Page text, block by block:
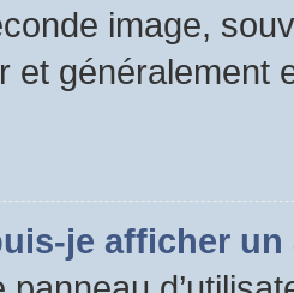
image,
et
je afficher un